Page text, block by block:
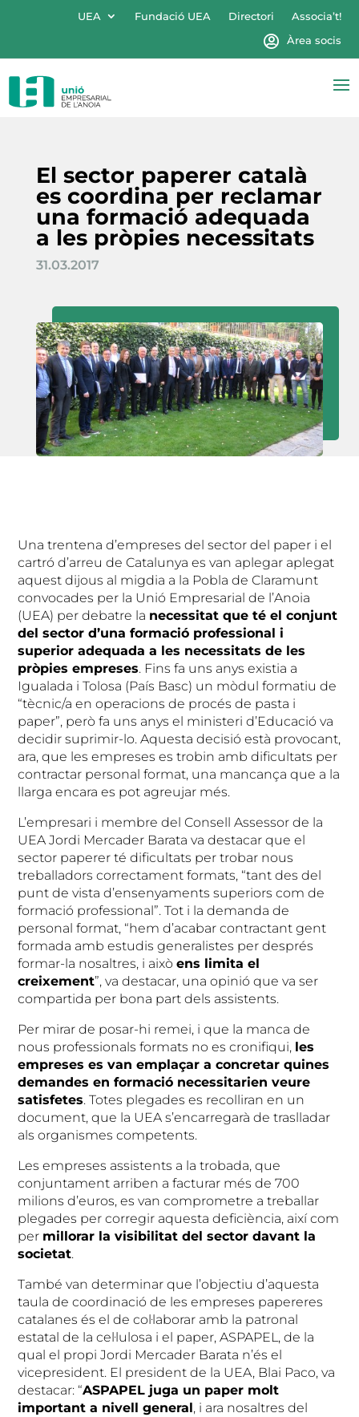
UEA Fundació UEA Directori
Associa’t!
Àrea socis
El sector paperer català
es coordina per reclamar
una formació adequada
a les pròpies necessitats
31.03.2017
Una trentena d’empreses del sector del paper i el
cartró d’arreu de Catalunya es van aplegar aplegat
aquest dijous al migdia a la Pobla de Claramunt
convocades per la Unió Empresarial de l’Anoia
(UEA) per debatre la necessitat que té el conjunt
del sector d’una formació professional i
superior adequada a les necessitats de les
pròpies empreses. Fins fa uns anys existia a
Igualada i Tolosa (País Basc) un mòdul formatiu de
“tècnic/a en operacions de procés de pasta i
paper”, però fa uns anys el ministeri d’Educació va
decidir suprimir-lo. Aquesta decisió està provocant,
ara, que les empreses es trobin amb dificultats per
contractar personal format, una mancança que a la
llarga encara es pot agreujar més.
L’empresari i membre del Consell Assessor de la
UEA Jordi Mercader Barata va destacar que el
sector paperer té dificultats per trobar nous
treballadors correctament formats, “tant des del
punt de vista d’ensenyaments superiors com de
formació professional”. Tot i la demanda de
personal format, “hem d’acabar contractant gent
formada amb estudis generalistes per després
formar-la nosaltres, i aixòens limita el
creixement”, va destacar, una opinió que va ser
compartida per bona part dels assistents.
Per mirar de posar-hi remei, i que la manca de
nous professionals formats no es cronifiqui, les
empreses es van emplaçar a concretar quines
demandes en formació necessitarien veure
satisfetes. Totes plegades es recolliran en un
document, que la UEA s’encarregarà de traslladar
als organismes competents.
Les empreses assistents a la trobada, que
conjuntament arriben a facturar més de 700
milions d’euros, es van comprometre a treballar
plegades per corregir aquesta deficiència, així com
per millorar la visibilitat del sector davant la
societat.
També van determinar que l’objectiu d’aquesta
taula de coordinació de les empreses papereres
catalanes és el de col·laborar amb la patronal
estatal de la cel·lulosa i el paper, ASPAPEL, de la
qual el propi Jordi Mercader Barata n’és el
vicepresident. El president de la UEA, Blai Paco, va
destacar: “ASPAPEL juga un paper molt
important a nivell general, i ara nosaltres del